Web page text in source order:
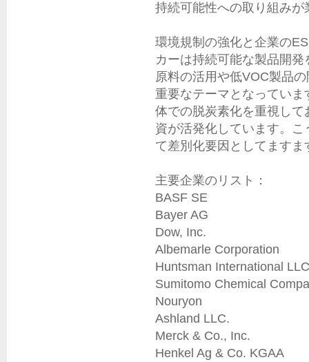
持続可能性への取り組みが
環境規制の強化と企業の
カーは持続可能な製品開
原料の活用や低VOC製品
重要なテーマとなってい
体での脱炭素化を重視し
資が活発化しています。
て差別化要因としてます
主要企業のリスト：
BASF SE
Bayer AG
Dow, Inc.
Albemarle Corporation
Huntsman International LLC
Sumitomo Chemical
Nouryon
Ashland LLC.
Merck & Co., Inc.
Henkel Ag & Co. KGAA